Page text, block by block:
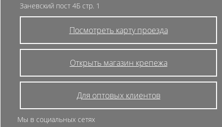
Заневский пост 4Б стр. 1
Посмотреть карту проезда
Открыть магазин крепежа
Для оптовых клиентов
Мы в социальных сетях